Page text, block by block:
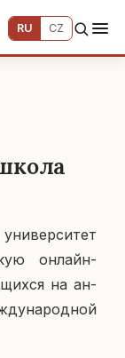
RU CZ
онлайн-
на ан­